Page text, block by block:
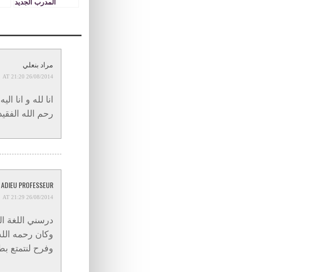
المدرب الجديد
الصعود. –المباريات
صعبة. –أقدم
اعتذاري للجمهور
مراد بنعلي
26/08/2014 AT 21:20
انا لله و انا
رحم الله
ADIEU PROFESSEUR
26/08/2014 AT 21:29
وكان رحمه
وفرح لنتمتع